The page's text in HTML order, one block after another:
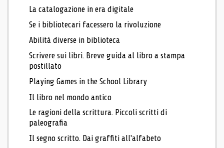
La catalogazione in era digitale
Se i bibliotecari facessero la rivoluzione
Abilità diverse in biblioteca
Scrivere sui libri. Breve guida al libro a stampa
postillato
Playing Games in the School Library
Il libro nel mondo antico
Le ragioni della scrittura. Piccoli scritti di
paleografia
Il segno scritto. Dai graffiti all'alfabeto